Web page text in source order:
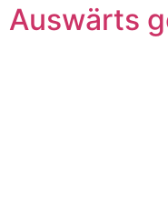
Auswärts